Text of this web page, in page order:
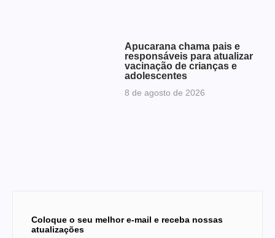
Apucarana chama pais e
responsáveis para atualizar
vacinação de crianças e
adolescentes
8 de agosto de 2026
Coloque o seu melhor e-mail e receba nossas
atualizações